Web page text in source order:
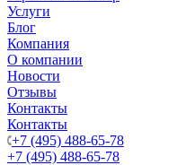
Услуги
Блог
Компания
О компании
Новости
Отзывы
Контакты
Контакты
+7 (495) 488-65-78
+7 (495) 488-65-78